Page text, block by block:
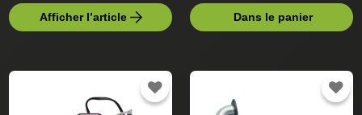
Afficher l’article Dans le panier